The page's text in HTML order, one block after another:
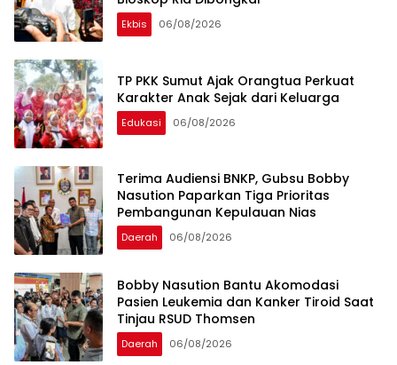
Ekbis 06/08/2026
TP PKK Sumut Ajak Orangtua Perkuat
Karakter Anak Sejak dari Keluarga
Edukasi 06/08/2026
Terima Audiensi BNKP, Gubsu Bobby
Nasution Paparkan Tiga Prioritas
Pembangunan Kepulauan Nias
Daerah 06/08/2026
Bobby Nasution Bantu Akomodasi
Pasien Leukemia dan Kanker Tiroid Saat
Tinjau RSUD Thomsen
Daerah 06/08/2026